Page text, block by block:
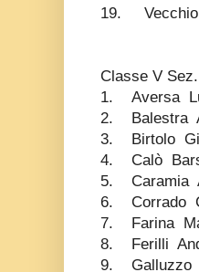
19. Vecchio
Classe V
1. Aversa
2. Balestra
3. Birtolo
4. Calò
5. Caramia
6. Corrado
7. Farina
8. Ferilli
9. Galluzzo